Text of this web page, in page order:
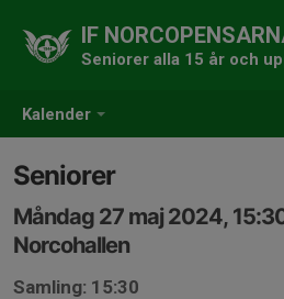
Kalender
IF
Seniorer alla 15 år och
Seniorer
Måndag 27 maj 2024,
Norcohallen
Samling: 15:30